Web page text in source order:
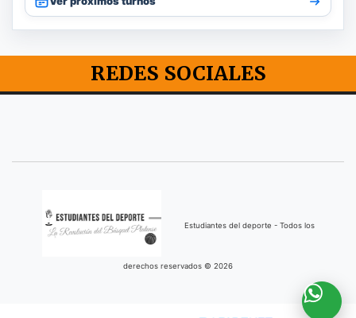
REDES SOCIALES
Estudiantes del deporte - Todos los
derechos reservados © 2026